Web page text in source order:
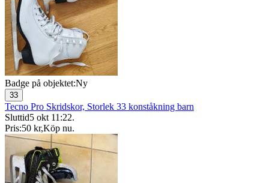
Badge på objektet:Ny
33
Tecno Pro Skridskor, Storlek 33 konståkning barn
Sluttid5 okt 11:22.
Pris:50 kr,Köp nu.